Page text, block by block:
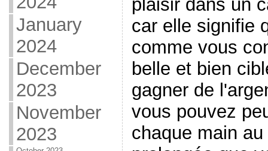
January
2024
December
2023
November
2023
plaisir dans un
car elle signifie
comme vous
belle et bien
gagner de
vous pouvez
chaque main